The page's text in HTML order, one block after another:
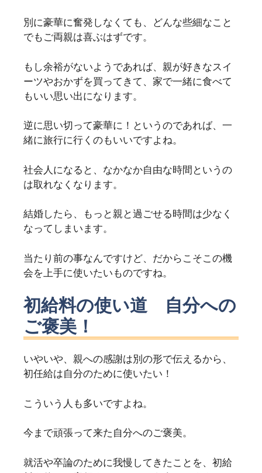
別に豪華に奮発しなくても、どんな些細なこと
でもご両親は喜ぶはずです。
もし余裕がないようであれば、親が好きなスイ
ーツやおかずを買ってきて、家で一緒に食べて
もいい思い出になります。
逆に思い切って豪華に！というのであれば、一
緒に旅行に行くのもいいですよね。
社会人になると、なかなか自由な時間というの
は取れなくなります。
結婚したら、もっと親と過ごせる時間は少なく
なってしまいます。
当たり前の事なんですけど、だからこそこの機
会を上手に使いたいものですね。
初給料の使い道 自分への
ご褒美！
いやいや、親への感謝は別の形で伝えるから、
初任給は自分のために使いたい！
こういう人も多いですよね。
今まで頑張って来た自分へのご褒美。
就活や卒論のために我慢してきたことを、初給